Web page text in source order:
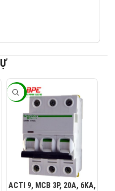
-40%
ACTI 9, MCB 3P, 20A, 6KA,
1: 082 234 2688
2: 0965 101 613
3: 0824 927 568
4: 0823 944 186